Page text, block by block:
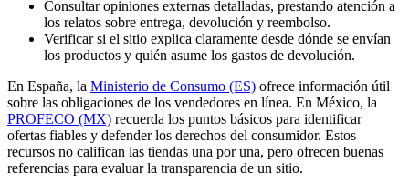
Consultar opiniones externas detalladas, prestando atención a
los relatos sobre entrega, devolución y reembolso.
Verificar si el sitio explica claramente desde dónde se envían
los productos y quién asume los gastos de devolución.
En España, la Ministerio de Consumo (ES) ofrece información útil
sobre las obligaciones de los vendedores en línea. En México, la
PROFECO (MX) recuerda los puntos básicos para identificar
ofertas fiables y defender los derechos del consumidor. Estos
recursos no califican las tiendas una por una, pero ofrecen buenas
referencias para evaluar la transparencia de un sitio.